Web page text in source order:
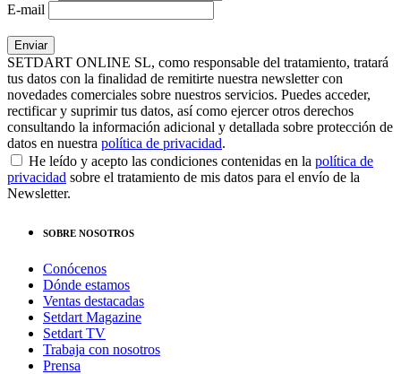
E-mail
SETDART ONLINE SL, como responsable del tratamiento, tratará
tus datos con la finalidad de remitirte nuestra newsletter con
novedades comerciales sobre nuestros servicios. Puedes acceder,
rectificar y suprimir tus datos, así como ejercer otros derechos
consultando la información adicional y detallada sobre protección de
datos en nuestra política de privacidad.
He leído y acepto las condiciones contenidas en la política de
privacidad sobre el tratamiento de mis datos para el envío de la
Newsletter.
SOBRE NOSOTROS
Conócenos
Dónde estamos
Ventas destacadas
Setdart Magazine
Setdart TV
Trabaja con nosotros
Prensa